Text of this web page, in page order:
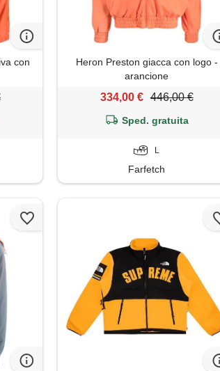
con
Heron Preston giacca con logo -
arancione
334,00 € 446,00 €
Sped. gratuita
L
Farfetch